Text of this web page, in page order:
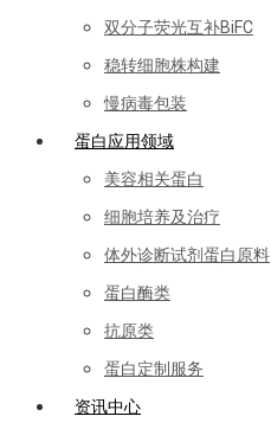
双分子荧光互补BiFC
稳转细胞株构建
慢病毒包装
蛋白应用领域
美容相关蛋白
细胞培养及治疗
体外诊断试剂蛋白原料
蛋白酶类
抗原类
蛋白定制服务
资讯中心